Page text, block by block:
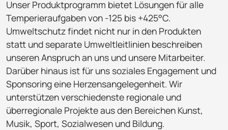
Unser Produktprogramm bietet Lösungen für alle
Temperieraufgaben von -125 bis +425°C.
Umweltschutz findet nicht nur in den Produkten
statt und separate Umweltleitlinien beschreiben
unseren Anspruch an uns und unsere Mitarbeiter.
Darüber hinaus ist für uns soziales Engagement und
Sponsoring eine Herzensangelegenheit. Wir
unterstützen verschiedenste regionale und
überregionale Projekte aus den Bereichen Kunst,
Musik, Sport, Sozialwesen und Bildung.